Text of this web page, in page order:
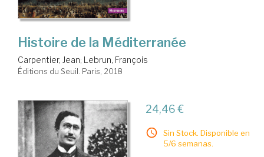
Histoire de la Méditerranée
Carpentier, Jean; Lebrun, François
Éditions du Seuil. Paris, 2018
24,46 €
Sin Stock. Disponible en
5/6 semanas.